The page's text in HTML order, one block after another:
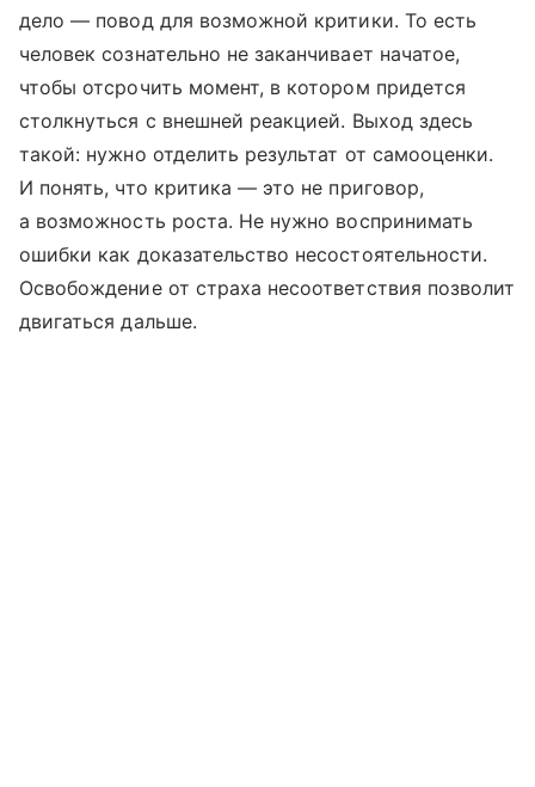
дело — повод для возможной критики. То есть
человек сознательно не заканчивает начатое,
чтобы отсрочить момент, в котором придется
столкнуться с внешней реакцией. Выход здесь
такой: нужно отделить результат от самооценки.
И понять, что критика — это не приговор,
а возможность роста. Не нужно воспринимать
ошибки как доказательство несостоятельности.
Освобождение от страха несоответствия позволит
двигаться дальше.